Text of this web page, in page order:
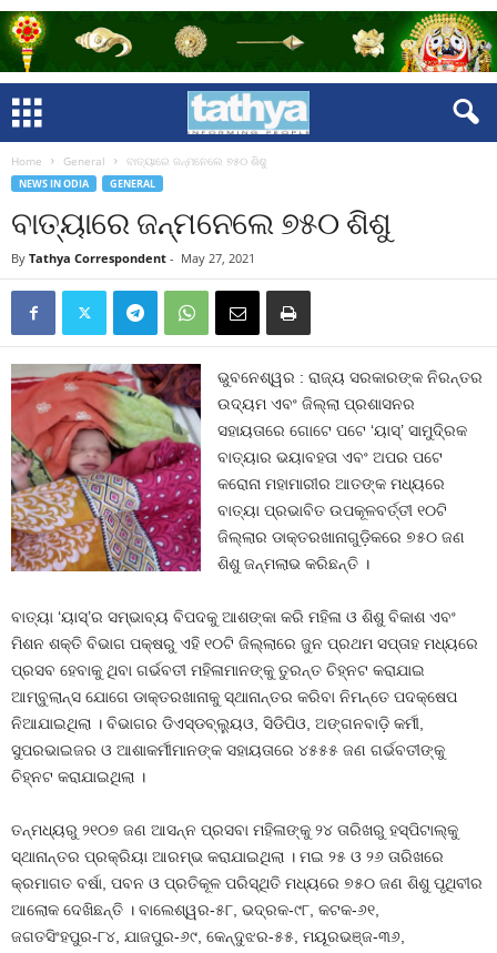
Home General ବାତ୍ୟାରେ ଜନ୍ମନେଲେ ୭୫୦ ଶିଶୁ
NEWS IN ODIA GENERAL
ବାତ୍ୟାରେ ଜନ୍ମନେଲେ ୭୫୦ ଶିଶୁ
By Tathya Correspondent - May 27, 2021
ଭୁବନେଶ୍ୱର : ରାଜ୍ୟ ସରକାରଙ୍କ ନିରନ୍ତର
ଉଦ୍ୟମ ଏବଂ ଜିଲ୍ଲା ପ୍ରଶାସନର
ସହାୟତାରେ ଗୋଟେ ପଟେ ‘ୟାସ୍‌’ ସାମୁଦି୍ରକ
ବାତ୍ୟାର ଭୟାବହତା ଏବଂ ଅପର ପଟେ
କରୋନା ମହାମାରୀର ଆତଙ୍କ ମଧ୍ୟରେ
ବାତ୍ୟା ପ୍ରଭାବିତ ଉପକୂଳବର୍ତ୍ତୀ ୧୦ଟି
ଜିଲ୍ଲାର ଡାକ୍ତରଖାନାଗୁଡ଼ିକରେ ୭୫୦ ଜଣ
ଶିଶୁ ଜନ୍ମଲାଭ କରିଛନ୍ତି ।
ବାତ୍ୟା ‘ୟାସ୍‌’ର ସମ୍ଭାବ୍ୟ ବିପଦକୁ ଆଶଙ୍କା କରି ମହିଳା ଓ ଶିଶୁ ବିକାଶ ଏବଂ
ମିଶନ ଶକ୍ତି ବିଭାଗ ପକ୍ଷରୁ ଏହି ୧୦ଟି ଜିଲ୍ଲାରେ ଜୁନ ପ୍ରଥମ ସପ୍ତାହ ମଧ୍ୟରେ
ପ୍ରସବ ହେବାକୁ ଥିବା ଗର୍ଭବତୀ ମହିଳାମାନଙ୍କୁ ତୁରନ୍ତ ଚିହ୍ନଟ କରାଯାଇ
ଆମ୍ବୁଲାନ୍ସ ଯୋଗେ ଡାକ୍ତରଖାନାକୁ ସ୍ଥାନାନ୍ତର କରିବା ନିମନ୍ତେ ପଦକ୍ଷେପ
ନିଆଯାଇଥିଲା । ବିଭାଗର ଡିଏସ୍‌ଡବ୍ଲୁ୍ୟଓ, ସିଡିପିଓ, ଅଙ୍ଗନବାଡ଼ି କର୍ମୀ,
ସୁପରଭାଇଜର ଓ ଆଶାକର୍ମୀମାନଙ୍କ ସହାୟତାରେ ୪୫୫୫ ଜଣ ଗର୍ଭବତୀଙ୍କୁ
ଚିହ୍ନଟ କରାଯାଇଥିଲା ।
ତନ୍ମଧ୍ୟରୁ ୨୧୦୭ ଜଣ ଆସନ୍ନ ପ୍ରସବା ମହିଳାଙ୍କୁ ୨୪ ତାରିଖରୁ ହସ୍‌ପିଟାଲ୍‌କୁ
ସ୍ଥାନାନ୍ତର ପ୍ରକ୍ରିୟା ଆରମ୍ଭ କରାଯାଇଥିଲା । ମଇ ୨୫ ଓ ୨୬ ତାରିଖରେ
କ୍ରମାଗତ ବର୍ଷା, ପବନ ଓ ପ୍ରତିକୂଳ ପରିସ୍ଥିତି ମଧ୍ୟରେ ୭୫୦ ଜଣ ଶିଶୁ ପୃଥିବୀର
ଆଲୋକ ଦେଖିଛନ୍ତି । ବାଲେଶ୍ୱର-୫୮, ଭଦ୍ରକ-୯୮, କଟକ-୬୧,
ଜଗତସିଂହପୁର-୮୪, ଯାଜପୁର-୬୯, କେନ୍ଦୁଝର-୫୫, ମୟୂରଭଞ୍ଜ-୩୬,